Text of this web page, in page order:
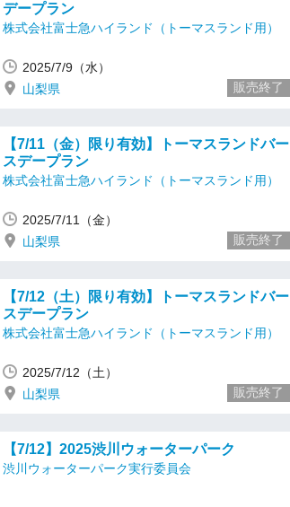
デープラン
株式会社富士急ハイランド（トーマスランド用）
2025/7/9（水）
山梨県
販売終了
【7/11（金）限り有効】トーマスランドバー
スデープラン
株式会社富士急ハイランド（トーマスランド用）
2025/7/11（金）
山梨県
販売終了
【7/12（土）限り有効】トーマスランドバー
スデープラン
株式会社富士急ハイランド（トーマスランド用）
2025/7/12（土）
山梨県
販売終了
【7/12】2025渋川ウォーターパーク
渋川ウォーターパーク実行委員会